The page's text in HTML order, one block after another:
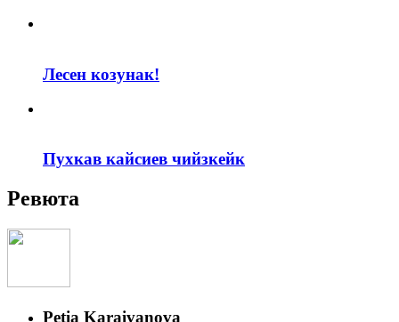
Лесен козунак!
Пухкав кайсиев чийзкейк
Ревюта
Petia Karaivanova